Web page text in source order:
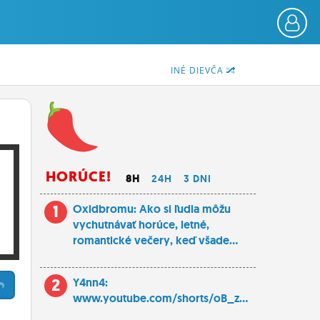
INÉ DIEVČA
HORÚCE! 8H 24H 3 DNI
1
Oxidbromu: Ako si ľudia môžu
vychutnávať horúce, letné,
romantické večery, keď všade...
2
Y4nn4:
www.youtube.com/shorts/oB_z...